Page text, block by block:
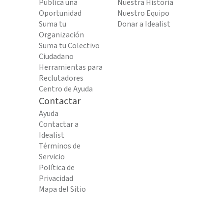
Publica una
Oportunidad
Suma tu
Organización
Suma tu Colectivo
Ciudadano
Herramientas para
Reclutadores
Centro de Ayuda
Nuestra Historia
Nuestro Equipo
Donar a Idealist
Contactar
Ayuda
Contactar a
Idealist
Términos de
Servicio
Política de
Privacidad
Mapa del Sitio